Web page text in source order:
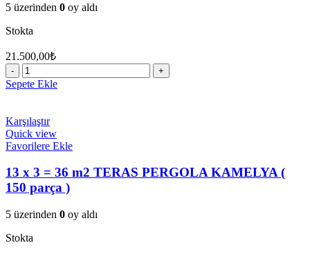
5 üzerinden 0 oy aldı
Stokta
21.500,00₺
1,5
X
Monte
Çatılı
Pergule
16
parça
)
30
adet
Sepete Ekle
Karşılaştır
Quick view
Favorilere Ekle
13 x 3 = 36 m2 TERAS PERGOLA KAMELYA (
150 parça )
5 üzerinden 0 oy aldı
Stokta